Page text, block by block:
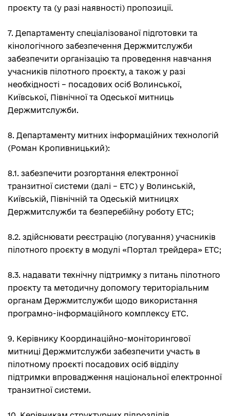
проєкту та (у разі наявності) пропозиції.
7. Департаменту спеціалізованої підготовки та
кінологічного забезпечення Держмитслужби
забезпечити організацію та проведення навчання
учасників пілотного проєкту, а також у разі
необхідності – посадових осіб Волинської,
Київської, Північної та Одеської митниць
Держмитслужби.
8. Департаменту митних інформаційних технологій
(Роман Кропивницький):
8.1. забезпечити розгортання електронної
транзитної системи (далі – ЕТС) у Волинській,
Київській, Північній та Одеській митницях
Держмитслужби та безперебійну роботу ЕТС;
8.2. здійснювати реєстрацію (логування) учасників
пілотного проєкту в модулі «Портал трейдера» ЕТС;
8.3. надавати технічну підтримку з питань пілотного
проєкту та методичну допомогу територіальним
органам Держмитслужби щодо використання
програмно-інформаційного комплексу ЕТС.
9. Керівнику Координаційно-моніторингової
митниці Держмитслужби забезпечити участь в
пілотному проєкті посадових осіб відділу
підтримки впровадження національної електронної
транзитної системи.